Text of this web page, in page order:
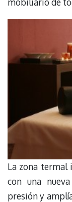
La zona termal
con una
presión y